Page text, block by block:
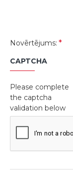
Novērtējums:
CAPTCHA
Please complete
the captcha
validation below